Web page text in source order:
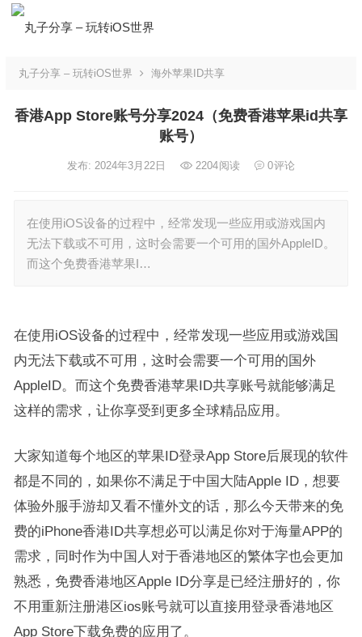
丸子分享 – 玩转iOS世界 海外苹果ID共享
香港App Store账号分享2024（免费香港苹果id共享
账号）
发布: 2024年3月22日 2204阅读 0评论
在使用iOS设备的过程中，经常发现一些应用或游戏国内
无法下载或不可用，这时会需要一个可用的国外AppleID。
而这个免费香港苹果I…
在使用iOS设备的过程中，经常发现一些应用或游戏国
内无法下载或不可用，这时会需要一个可用的国外
AppleID。而这个免费香港苹果ID共享账号就能够满足
这样的需求，让你享受到更多全球精品应用。
大家知道每个地区的苹果ID登录App Store后展现的软件
都是不同的，如果你不满足于中国大陆Apple ID，想要
体验外服手游却又看不懂外文的话，那么今天带来的免
费的iPhone香港ID共享想必可以满足你对于海量APP的
需求，同时作为中国人对于香港地区的繁体字也会更加
熟悉，免费香港地区Apple ID分享是已经注册好的，你
不用重新注册港区ios账号就可以直接用登录香港地区
App Store下载免费的应用了。